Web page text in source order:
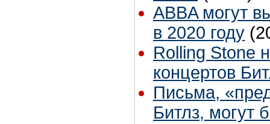
ABBA могут
в 2020 году
Rolling Stone
концертов
Письма,
Битлз, могут